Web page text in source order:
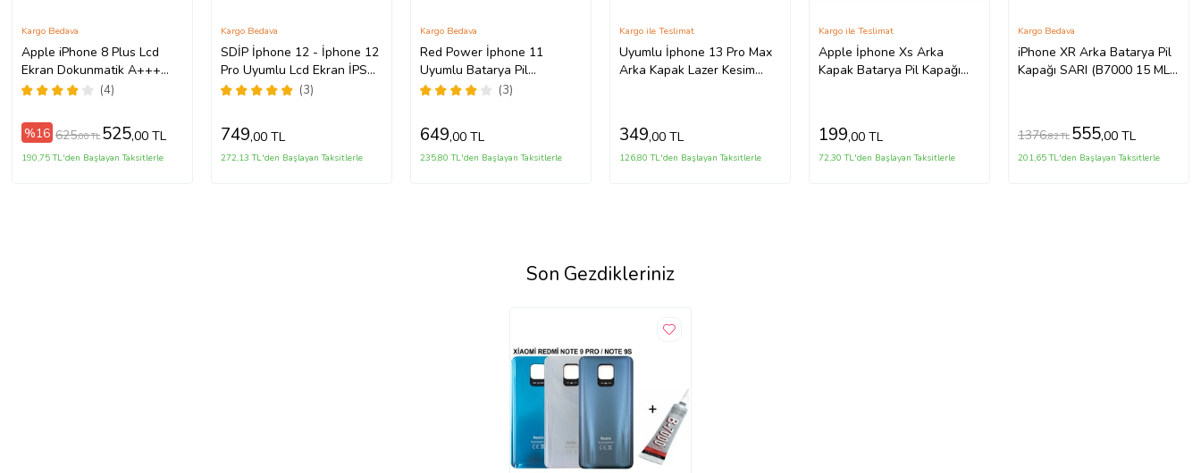
Apple iPhone 8 Plus Lcd
Ekran Dokunmatik A+++
Kalite (Beyaz) (4)
Kargo Bedava
%16 625,00 TL 525,00 TL
190,75 TL'den Başlayan Taksitlerle
SDİP İphone 12 - İphone 12
Pro Uyumlu Lcd Ekran İPS
A++Süper Kalite
(3)
Kargo Bedava
749,00 TL
272,13 TL'den Başlayan Taksitlerle
Red Power İphone 11
Uyumlu Batarya Pil
Güçlendirilmiş 3750mAh
(3)
Kargo Bedava
649,00 TL
235,80 TL'den Başlayan Taksitlerle
Uyumlu İphone 13 Pro Max
Arka Kapak Lazer Kesim
Kargo ile Teslimat
349,00 TL
126,80 TL'den Başlayan Taksitlerle
Apple İphone Xs Arka
Kapak Batarya Pil Kapağı
Kargo ile Teslimat
199,00 TL
72,30 TL'den Başlayan Taksitlerle
iPhone XR Arka Batarya Pil
Kapağı SARI (B7000 15 ML
Kargo Bedava
1376,82 TL 555,00 TL
201,65 TL'den Başlayan Taksitlerle
Son Gezdikleriniz